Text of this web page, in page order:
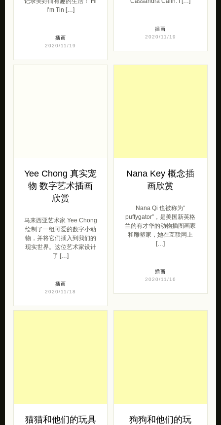
I’m Tin […]
插画
2020/11/19
插画
2020/11/19
Yee Chong 真实宠
物 数字艺术插画
欣赏
马来西亚艺术家 Yee Chong
绘制了一组可爱的数字小动
物，并将它们插入到我们的
现实世界。这位艺术家设计
了 […]
插画
2020/11/18
Nana Key 概念插
画欣赏
Nana Qi 也被称为“
puffygator”，是美国新英格
兰的有才华的动物插图画家
和雕塑家，她在互联网上
[…]
插画
2020/11/16
猫猫和他们的玩具
狗狗和他们的玩